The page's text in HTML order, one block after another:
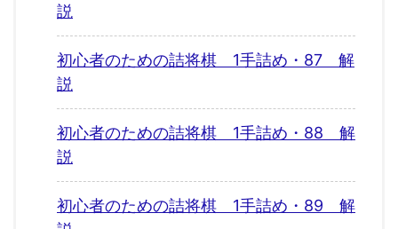
説
初心者のための詰将棋 1手詰め・87 解
説
初心者のための詰将棋 1手詰め・88 解
説
初心者のための詰将棋 1手詰め・89 解